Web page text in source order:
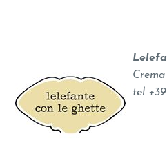
tel